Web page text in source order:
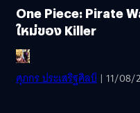
One Piece: Pirate
ใหม่ของ Killer
ศุภกร ประเสริฐศิลป์ | 11/08/